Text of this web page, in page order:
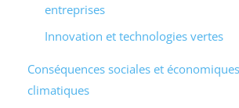
entreprises
Innovation et technologies vertes
Conséquences sociales et
climatiques